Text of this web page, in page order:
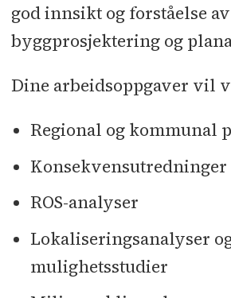
god innsikt og forståelse av
byggprosjektering og
Dine arbeidsoppgaver vil
Regional og kommunal
Konsekvensutredninger
ROS-analyser
Lokaliseringsanalyser
mulighetsstudier